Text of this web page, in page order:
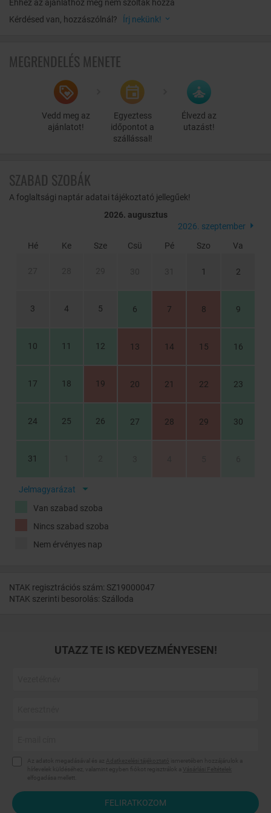
Ehhez az ajánlathoz még nem szóltak hozzá
Kérdésed van, hozzászólnál?
Írj nekünk!
MEGRENDELÉS MENETE
Vedd meg az
ajánlatot!
Egyeztess
időpontot a
szállással!
Élvezd az
utazást!
SZABAD SZOBÁK
A foglaltsági naptár adatai tájékoztató jellegűek!
2026. augusztus
2026. szeptember
Hé
Ke Sze Csü Pé Szo Va
1 2
3 4 5 6 7 8 9
10 11 12 13 14 15 16
17 18 19 20 21 22 23
24 25 26 27 28 29 30
31
Jelmagyarázat
Van szabad szoba
Nincs szabad szoba
Nem érvényes nap
NTAK regisztrációs szám: SZ19000047
NTAK szerinti besorolás: Szálloda
UTAZZ TE IS KEDVEZMÉNYESEN!
FELIRATKOZOM